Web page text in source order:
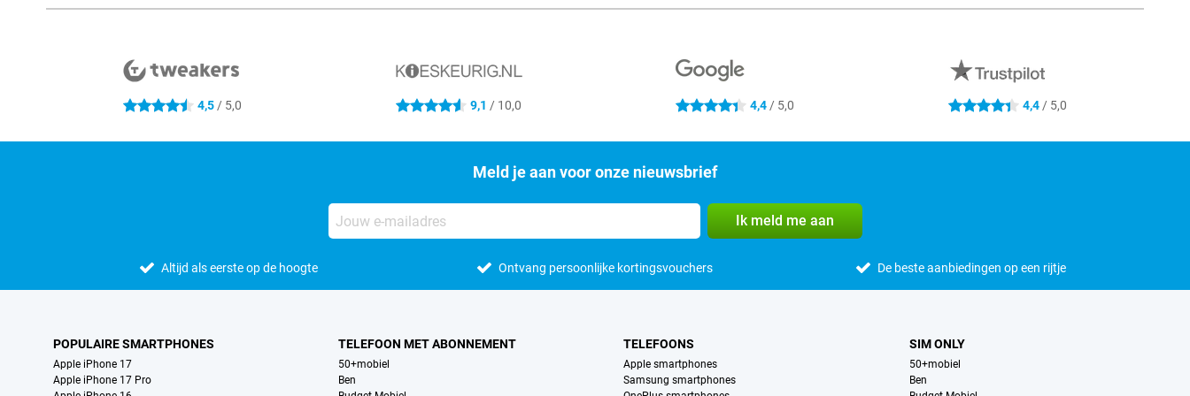
4.5 sterren 4,5/ 5,0 4.6 sterren 9,1 / 10,0 4.4 sterren 4,4 / 5,0 4.4 sterren 4,4 / 5,0
Meld je aan voor onze nieuwsbrief
Ik meld me aan
Altijd als eerste op de hoogte Ontvang persoonlijke kortingsvouchers De beste aanbiedingen op een rijtje
POPULAIRE SMARTPHONES
Apple iPhone 17
Apple iPhone 17 Pro
TELEFOON MET ABONNEMENT
50+mobiel
Ben
TELEFOONS
Apple smartphones
Samsung smartphones
SIM ONLY
50+mobiel
Ben